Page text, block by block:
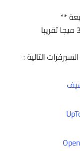
**
التالية :